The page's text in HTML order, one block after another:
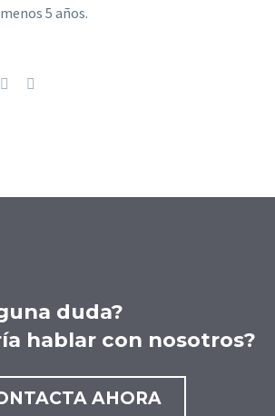
5 años.
duda?
hablar con nosotros?
AHORA